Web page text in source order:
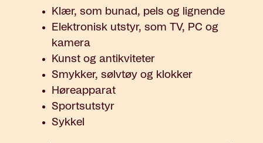
Klær, som bunad, pels og lignende
Elektronisk utstyr, som TV, PC og
kamera
Kunst og antikviteter
Smykker, sølvtøy og klokker
Høreapparat
Sportsutstyr
Sykkel